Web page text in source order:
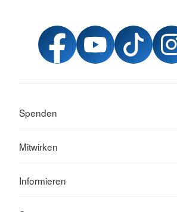
Spenden
Mitwirken
Informieren